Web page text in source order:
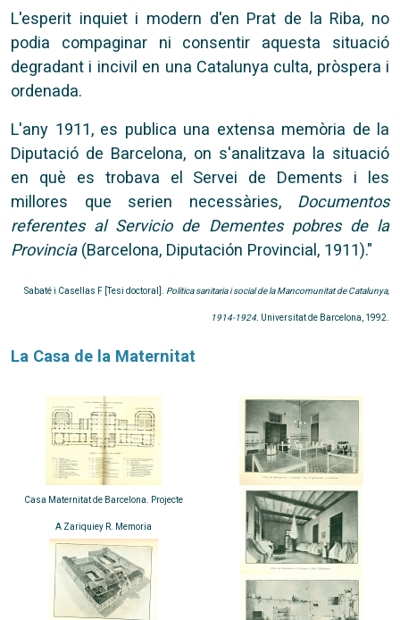
L'esperit inquiet i modern d'en Prat de la Riba, no
podia compaginar ni consentir aquesta situació
degradant i incivil en una Catalunya culta, pròspera i
ordenada.
L'any 1911, es publica una extensa memòria de la
Diputació de Barcelona, on s'analitzava la situació
en què es trobava el Servei de Dements i les
millores que serien necessàries, Documentos
referentes al Servicio de Dementes pobres de la
Provincia(Barcelona, Diputación Provincial, 1911)."
Sabaté i Casellas F [Tesi doctoral]. Política sanitaria i social de la Mancomunitat de Catalunya,
1914-1924. Universitat de Barcelona, 1992.
La Casa de la Maternitat
Casa Maternitat de Barcelona. Projecte
A Zariquiey R. Memoria